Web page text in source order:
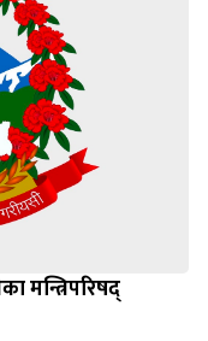
मन्त्रिपरिषद्